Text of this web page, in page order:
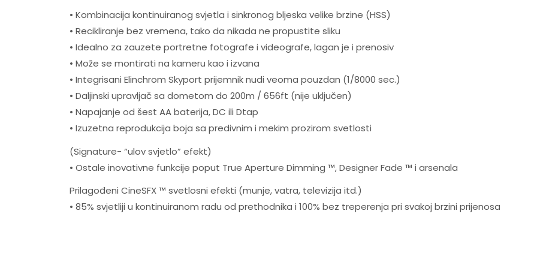
• Kombinacija kontinuiranog svjetla i sinkronog bljeska velike brzine (HSS)
• Recikliranje bez vremena, tako da nikada ne propustite sliku
• Idealno za zauzete portretne fotografe i videografe, lagan je i prenosiv
• Može se montirati na kameru kao i izvana
• Integrisani Elinchrom Skyport prijemnik nudi veoma pouzdan (1/8000 sec.)
• Daljinski upravljač sa dometom do 200m / 656ft (nije uključen)
• Napajanje od šest AA baterija, DC ili Dtap
• Izuzetna reprodukcija boja sa predivnim i mekim prozirom svetlosti
(Signature- “ulov svjetlo” efekt)
• Ostale inovativne funkcije poput True Aperture Dimming ™, Designer Fade ™ i arsenala
Prilagođeni CineSFX ™ svetlosni efekti (munje, vatra, televizija itd.)
• 85% svjetliji u kontinuiranom radu od prethodnika i 100% bez treperenja pri svakoj brzini prijenosa